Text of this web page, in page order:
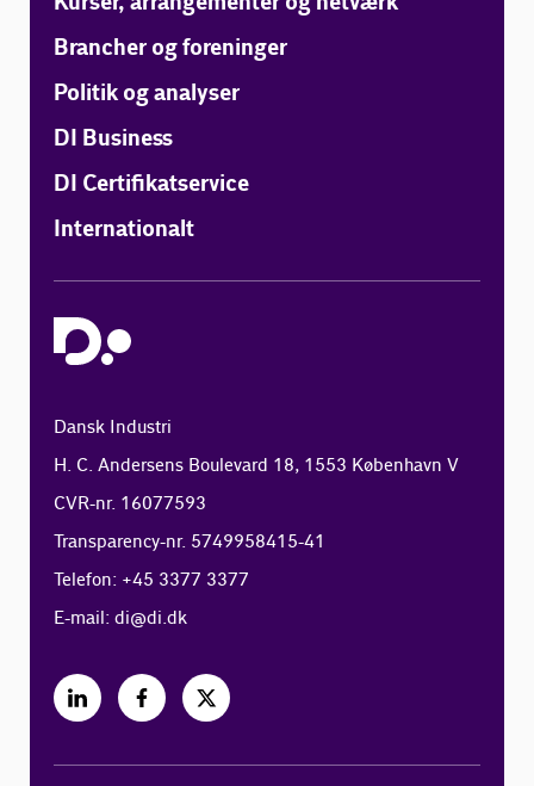
Brancher og foreninger
Politik og analyser
DI Business
DI Certifikatservice
Internationalt
Dansk Industri
H. C. Andersens Boulevard 18, 1553 København V
CVR-nr. 16077593
Transparency-nr. 5749958415-41
Telefon: +45 3377 3377
E-mail:di@di.dk